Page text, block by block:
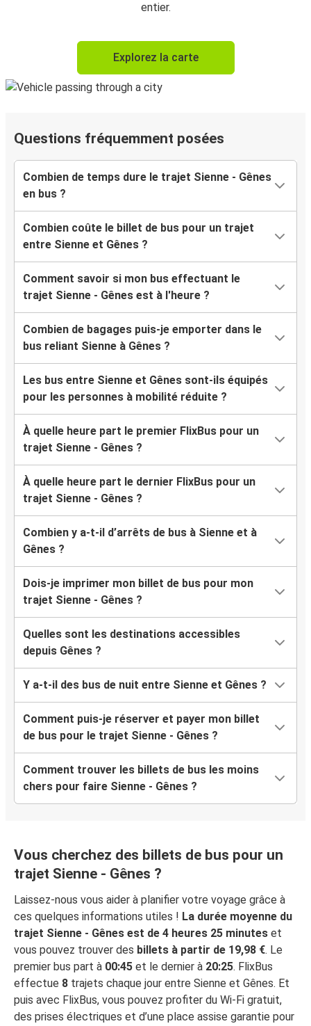
entier.
Explorez la carte
Questions fréquemment posées
Combien de temps dure le trajet Sienne - Gênes
en bus ?
Combien coûte le billet de bus pour un trajet
entre Sienne et Gênes ?
Comment savoir si mon bus effectuant le
trajet Sienne - Gênes est à l'heure ?
Combien de bagages puis-je emporter dans le
bus reliant Sienne à Gênes ?
Les bus entre Sienne et Gênes sont-ils équipés
pour les personnes à mobilité réduite ?
À quelle heure part le premier FlixBus pour un
trajet Sienne - Gênes ?
À quelle heure part le dernier FlixBus pour un
trajet Sienne - Gênes ?
Combien y a-t-il d’arrêts de bus à Sienne et à
Gênes ?
Dois-je imprimer mon billet de bus pour mon
trajet Sienne - Gênes ?
Quelles sont les destinations accessibles
depuis Gênes ?
Y a-t-il des bus de nuit entre Sienne et Gênes ?
Comment puis-je réserver et payer mon billet
de bus pour le trajet Sienne - Gênes ?
Comment trouver les billets de bus les moins
chers pour faire Sienne - Gênes ?
Vous cherchez des billets de bus pour un
trajet Sienne - Gênes ?
Laissez-nous vous aider à planifier votre voyage grâce à
ces quelques informations utiles ! La durée moyenne du
trajet Sienne - Gênes est de 4 heures 25 minutes et
vous pouvez trouver des billets à partir de 19,98 €. Le
premier bus part à 00:45 et le dernier à 20:25. FlixBus
effectue 8 trajets chaque jour entre Sienne et Gênes. Et
puis avec FlixBus, vous pouvez profiter du Wi-Fi gratuit,
des prises électriques et d’une place assise garantie pour